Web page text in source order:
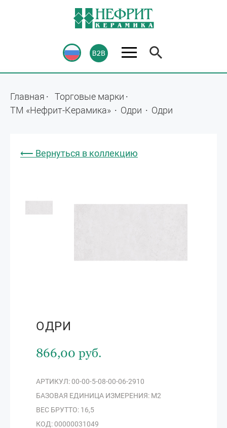
Главная
Торговые марки
ТМ «Нефрит-Керамика»
Одри Одри
⟵ Вернуться в коллекцию
ОДРИ
866,00 руб.
АРТИКУЛ: 00-00-5-08-00-06-2910
БАЗОВАЯ ЕДИНИЦА ИЗМЕРЕНИЯ: М2
ВЕС БРУТТО: 16,5
КОД: 00000031049